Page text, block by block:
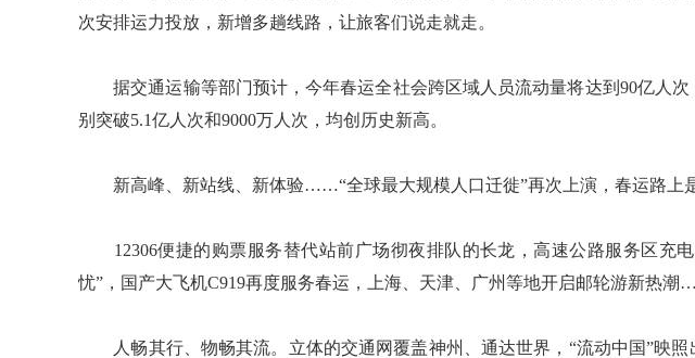
次安排运力投放，新增多趟线路，让旅客们说走就走。
据交通运输等部门预计，今年春运全社会跨区域人员流动量将达到90亿人次
别突破5.1亿人次和9000万人次，均创历史新高。
新高峰、新站线、新体验……“全球最大规模人口迁徙”再次上演，春运路上是
12306便捷的购票服务替代站前广场彻夜排队的长龙，高速公路服务区充
忧”，国产大飞机C919再度服务春运，上海、天津、广州等地开启邮轮游新热
人畅其行、物畅其流。立体的交通网覆盖神州、通达世界，“流动中国”映照